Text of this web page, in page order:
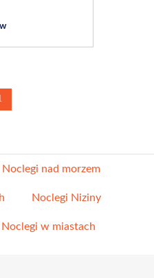
Noclegi nad morzem
Noclegi Niziny
Noclegi w miastach